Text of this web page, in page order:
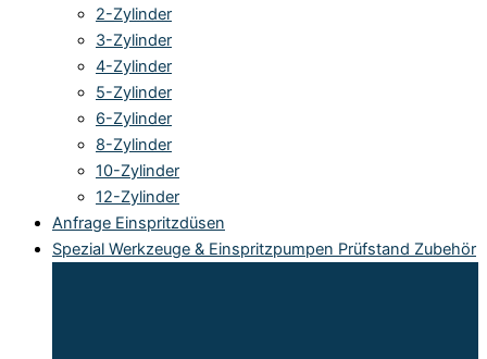
2-Zylinder
3-Zylinder
4-Zylinder
5-Zylinder
6-Zylinder
8-Zylinder
10-Zylinder
12-Zylinder
Anfrage Einspritzdüsen
Spezial Werkzeuge & Einspritzpumpen Prüfstand Zubehör